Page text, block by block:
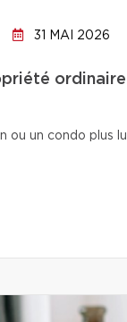
31 MAI 2026
ou un condo plus